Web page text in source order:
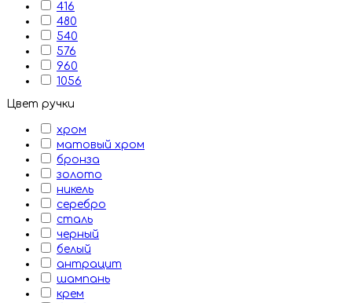
416
480
540
576
960
1056
Цвет ручки
хром
матовый хром
бронза
золото
никель
серебро
сталь
черный
белый
антрацит
шампань
крем